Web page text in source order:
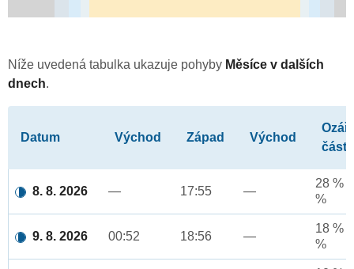
Níže uvedená tabulka ukazuje pohyby Měsíce v dalších
dnech.
Datum Východ Západ Východ
část
8. 8. 2026 — 17:55 —
28 %
%
9. 8. 2026 00:52 18:56 —
18 %
%